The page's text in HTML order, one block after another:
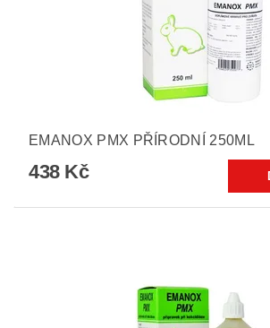
EMANOX PMX PŘÍRODNÍ 250ML
438 Kč